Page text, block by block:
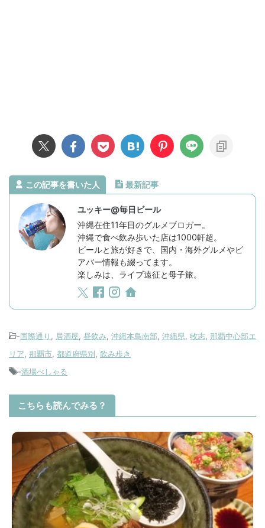
この記事を書いた人 最新記事
ユッキー@毎日ビール
沖縄在住11年目のグルメブロガー。
沖縄で食べ飲み歩いた店は1000軒超。
ビールと旅が好きで、国内・海外グルメやビ
アバー情報も綴ってます。
楽しみは、ライブ遠征と母子旅。
-国際通り , 居酒屋, 昼飲み, 沖縄本島南部, 沖縄県, 牧志, 那覇中心部エ
リア, 那覇市, 都道府県別, 飲み歩き
-酒場べしゃる
こちらも読んでみる？